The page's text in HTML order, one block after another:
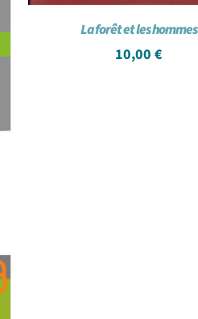
La forêt et les hommes
10,00 €